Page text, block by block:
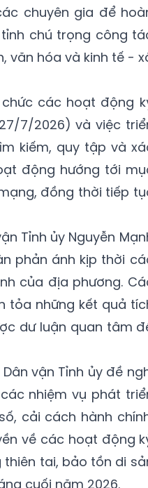
chuyên gia để
tỉnh chú trọng công
văn hóa và kinh tế -
các hoạt động
7/2026) và việc
kiếm, quy tập và
động hướng tới
đồng thời tiếp
Tỉnh ủy Nguyễn
phản ánh kịp thời
của địa phương.
tỏa những kết quả
dư luận quan tâm
vận Tỉnh ủy đề
nhiệm vụ phát
cải cách hành
về các hoạt động
tai, bảo tồn di
cuối năm 2026.